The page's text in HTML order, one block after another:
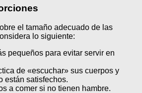
el tamaño adecuado de las
lo siguiente:
pequeños para evitar servir en
de «escuchar» sus cuerpos y
están satisfechos.
a comer si no tienen hambre.